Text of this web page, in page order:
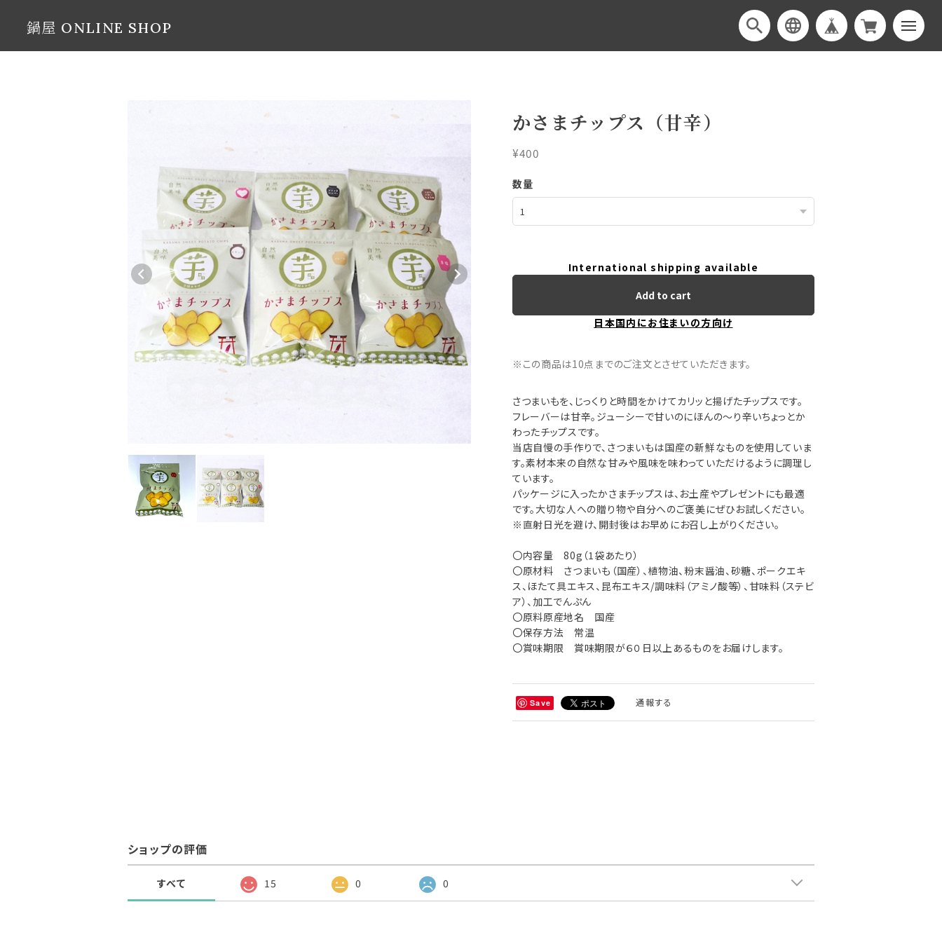
鍋屋 ONLINE SHOP
かさまチップス（甘辛）
¥400
数量
International shipping available
Add to cart
日本国内にお住まいの方向け
※この商品は10点までのご注文とさせていただきます。
さつまいもを、じっくりと時間をかけてカリッと揚げたチップスです。
フレーバーは甘辛。ジューシーで甘いのにほんの～り辛いちょっとか
わったチップスです。
当店自慢の手作りで、さつまいもは国産の新鮮なものを使用していま
す。素材本来の自然な甘みや風味を味わっていただけるように調理し
ています。
パッケージに入ったかさまチップスは、お土産やプレゼントにも最適
です。大切な人への贈り物や自分へのご褒美にぜひお試しください。
※直射日光を避け、開封後はお早めにお召し上がりください。
〇内容量 80g（1袋あたり）
〇原材料 さつまいも（国産）、植物油、粉末醤油、砂糖、ポークエキ
ス、ほたて具エキス、昆布エキス/調味料（アミノ酸等）、甘味料（ステビ
ア）、加工でんぷん
〇原料原産地名 国産
〇保存方法 常温
〇賞味期限 賞味期限が６０日以上あるものをお届けします。
Save 通報する
ショップの評価
すべて 15 0 0